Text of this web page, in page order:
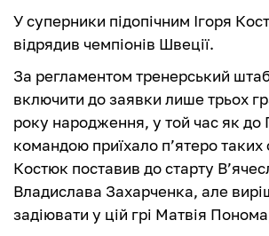
У суперники підопічним Ігоря
відрядив чемпіонів Швеції.
За регламентом тренерський
включити до заявки лише трьох
року народження, у той час як до
командою приїхало п’ятеро таких
Костюк поставив до старту
Владислава Захарченка, але
задіювати у цій грі Матвія